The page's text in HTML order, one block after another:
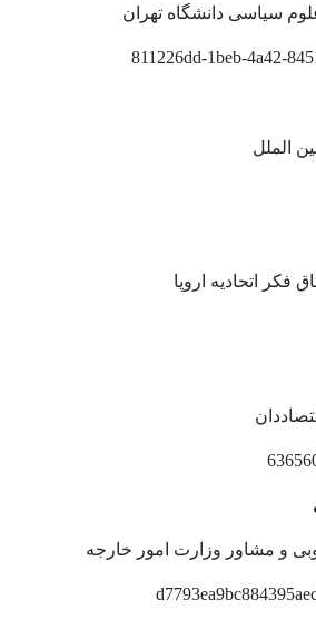
سیاسی دانشگاه تهران
الملل
فکر اتحادیه اروپا
و مشاور وزارت امور خارجه